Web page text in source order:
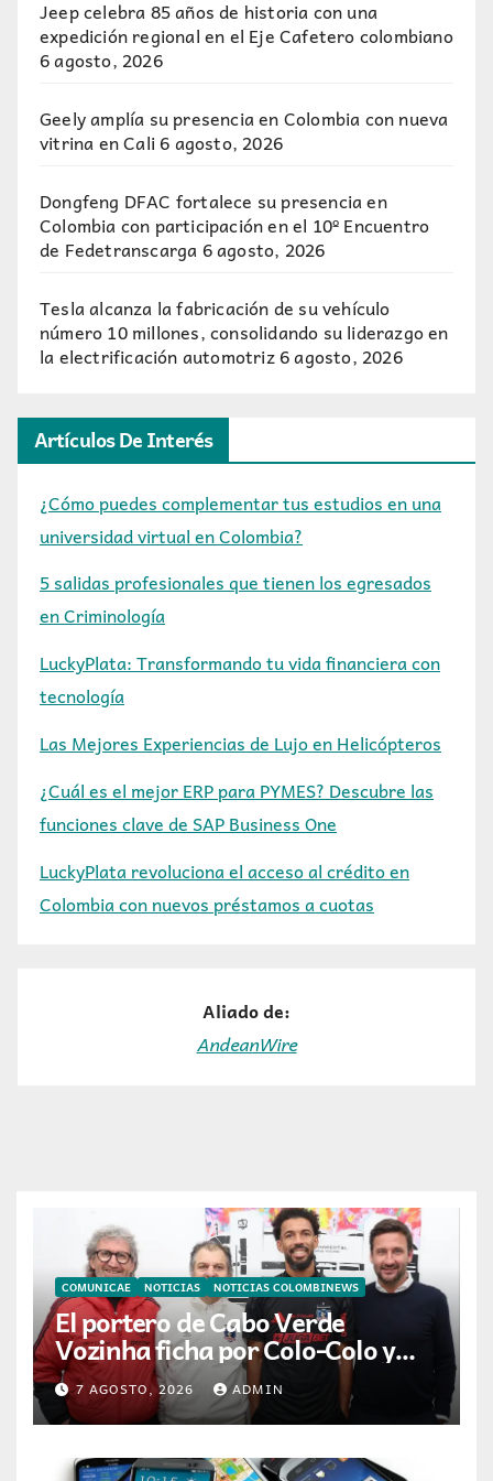
Jeep celebra 85 años de historia con una
expedición regional en el Eje Cafetero colombiano
6 agosto, 2026
Geely amplía su presencia en Colombia con nueva
vitrina en Cali 6 agosto, 2026
Dongfeng DFAC fortalece su presencia en
Colombia con participación en el 10º Encuentro
de Fedetranscarga6 agosto, 2026
Tesla alcanza la fabricación de su vehículo
número 10 millones, consolidando su liderazgo en
la electrificación automotriz6 agosto, 2026
Artículos De Interés
¿Cómo puedes complementar tus estudios en una
universidad virtual en Colombia?
5 salidas profesionales que tienen los egresados
en Criminología
LuckyPlata: Transformando tu vida financiera con
tecnología
Las Mejores Experiencias de Lujo en Helicópteros
¿Cuál es el mejor ERP para PYMES? Descubre las
funciones clave de SAP Business One
LuckyPlata revoluciona el acceso al crédito en
Colombia con nuevos préstamos a cuotas
Aliado de:
AndeanWire
COMUNICAE NOTICIAS NOTICIAS COLOMBINEWS
El portero de Cabo Verde
Vozinha ficha por Colo-Colo y
JETOUR respalda su nueva
etapa
7 AGOSTO, 2026 ADMIN